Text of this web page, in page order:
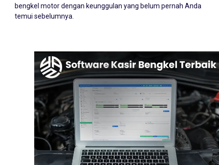
bengkel motor dengan keunggulan yang belum pernah Anda
temui sebelumnya.